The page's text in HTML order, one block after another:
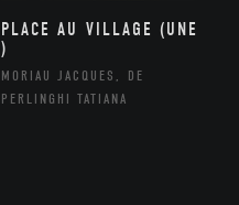
PLACE AU VILLAGE (UNE
)
MORIAU JACQUES, DE
PERLINGHI TATIANA